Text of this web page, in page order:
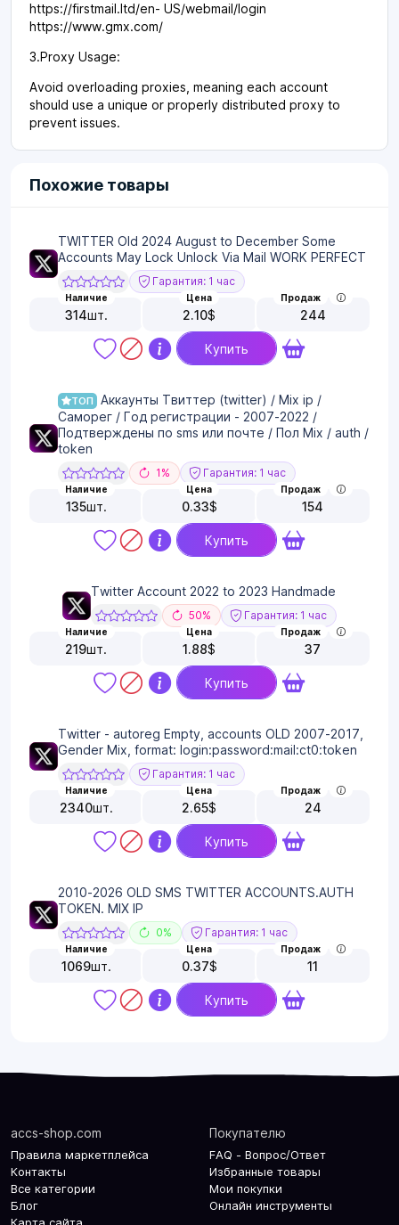
https://firstmail.ltd/en- US/webmail/login
https://www.gmx.com/
3.Proxy Usage:
Avoid overloading proxies, meaning each account
should use a unique or properly distributed proxy to
prevent issues.
Похожие товары
TWITTER Old 2024 August to December Some
Accounts May Lock Unlock Via Mail WORK PERFECT
Гарантия: 1 час
Наличие
314шт.
Цена
2.10$
Продаж
244
Купить
ТОП
Аккаунты Твиттер (twitter) / Mix ip /
Саморег / Год регистрации - 2007-2022 /
Подтверждены по sms или почте / Пол Mix / auth /
token
1% Гарантия: 1 час
Наличие
135шт.
Цена
0.33$
Продаж
154
Купить
Twitter Account 2022 to 2023 Handmade
50% Гарантия: 1 час
Наличие
219шт.
Цена
1.88$
Продаж
37
Купить
Twitter - autoreg Empty, accounts OLD 2007-2017,
Gender Mix, format: login:password:mail:ct0:token
Гарантия: 1 час
Наличие
2340шт.
Цена
2.65$
Продаж
24
Купить
2010-2026 OLD SMS TWITTER ACCOUNTS.AUTH
TOKEN. MIX IP
0% Гарантия: 1 час
Наличие
1069шт.
Цена
0.37$
Продаж
11
Купить
accs-shop.com
Правила маркетплейса
Контакты
Все категории
Блог
Покупателю
FAQ - Вопрос/Ответ
Избранные товары
Мои покупки
Онлайн инструменты